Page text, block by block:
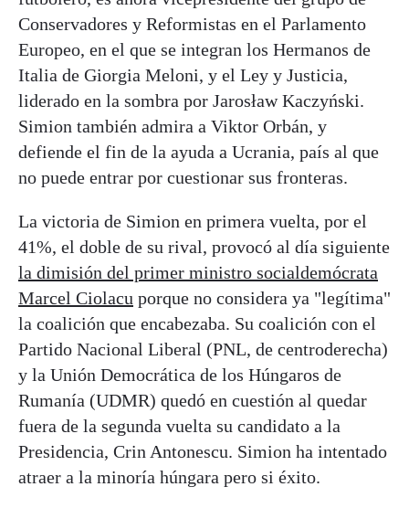
Conservadores y Reformistas en el Parlamento
Europeo, en el que se integran los Hermanos de
Italia de Giorgia Meloni, y el Ley y Justicia,
liderado en la sombra por Jarosław Kaczyński.
Simion también admira a Viktor Orbán, y
defiende el fin de la ayuda a Ucrania, país al que
no puede entrar por cuestionar sus fronteras.
La victoria de Simion en primera vuelta, por el
41%, el doble de su rival, provocó al día siguiente
la dimisión del primer ministro socialdemócrata
Marcel Ciolacu porque no considera ya "legítima"
la coalición que encabezaba. Su coalición con el
Partido Nacional Liberal (PNL, de centroderecha)
y la Unión Democrática de los Húngaros de
Rumanía (UDMR) quedó en cuestión al quedar
fuera de la segunda vuelta su candidato a la
Presidencia, Crin Antonescu. Simion ha intentado
atraer a la minoría húngara pero si éxito.